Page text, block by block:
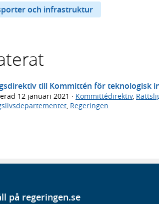
och infrastruktur
till Kommittén för teknologisk
12 januari 2021 · Kommittédirektiv,
, Regeringen
på regeringen.se